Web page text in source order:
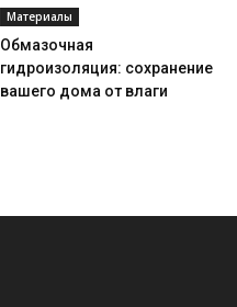
Материалы
Обмазочная
гидроизоляция: сохранение
вашего дома от влаги